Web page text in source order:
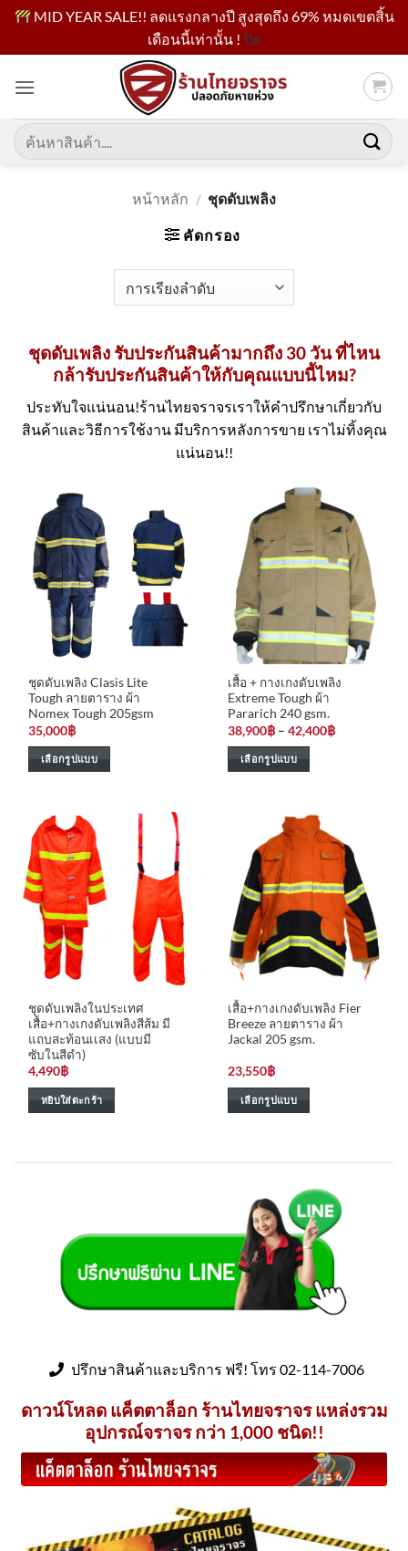
MID YEAR SALE!! ลดแรงกลางปี สูงสุดถึง 69% หมดเขตสิ้น
เดือนนี้เท่านั้น ! ปิด
เนื้อหา
ค้นหา:
หน้าหลัก / ชุดดับเพลิง
คัดกรอง
ชุดดับเพลิง รับประกันสินค้ามากถึง 30 วัน ที่ไหน
กล้ารับประกันสินค้าให้กับคุณแบบนี้ไหม?
ประทับใจแน่นอน!ร้านไทยจราจรเราให้คำปรึกษาเกี่ยวกับ
สินค้าและวิธีการใช้งาน มีบริการหลังการขาย เราไม่ทิ้งคุณ
แน่นอน!!
ชุดดับเพลิง Clasis Lite
Tough ลายตาราง ผ้า
Nomex Tough 205gsm
35,000฿
เลือกรูปแบบ
has
multiple
variants.
The
options
may
chosen
product
page
เสื้อ + กางเกงดับเพลิง
Extreme Tough ผ้า
Pararich 240 gsm.
38,900฿ – 42,400฿Price
เลือกรูปแบบ
multiple
variants.
The
options
may
be
chosen
on
product
page
ชุดดับเพลิงในประเทศ
เสื้อ+กางเกงดับเพลิงสีส้ม มี
แถบสะท้อนเเสง (แบบมี
ซับในสีดำ)
4,490฿
หยิบใส่ตะกร้า
เสื้อ+กางเกงดับเพลิง Fier
Breeze ลายตาราง ผ้า
Jackal 205 gsm.
23,550฿
เลือกรูปแบบ
has
variants.
The
options
may
be
chosen
on
page
ปรึกษาสินค้าและบริการ ฟรี! โทร 02-114-7006
ดาวน์โหลด แค็ตตาล็อก ร้านไทยจราจร แหล่งรวม
อุปกรณ์จราจร กว่า 1,000 ชนิด!!